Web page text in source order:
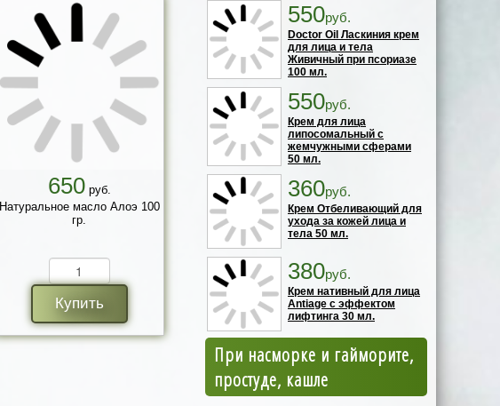
650руб.
Натуральное масло Алоэ 100
гр.
Купить
550руб.
Doctor Oil Ласкиния крем
для лица и тела
Живичный при псориазе
100 мл.
550руб.
Крем для лица
липосомальный с
жемчужными сферами
50 мл.
360руб.
Крем Отбеливающий для
ухода за кожей лица и
тела 50 мл.
380руб.
Крем нативный для лица
Antiage с эффектом
лифтинга 30 мл.
При насморке и гайморите,
простуде, кашле